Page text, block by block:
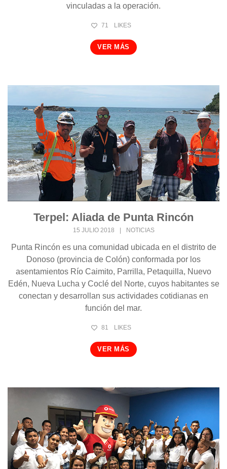
vinculadas a la operación.
71 LIKES
VER MÁS
Terpel: Aliada de Punta Rincón
15 JULIO 2018 NOTICIAS
Punta Rincón es una comunidad ubicada en el distrito de
Donoso (provincia de Colón) conformada por los
asentamientos Río Caimito, Parrilla, Petaquilla, Nuevo
Edén, Nueva Lucha y Coclé del Norte, cuyos habitantes se
conectan y desarrollan sus actividades cotidianas en
función del mar.
81 LIKES
VER MÁS